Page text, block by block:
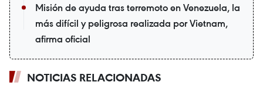
Misión de ayuda tras terremoto en Venezuela, la
más difícil y peligrosa realizada por Vietnam,
afirma oficial
NOTICIAS RELACIONADAS